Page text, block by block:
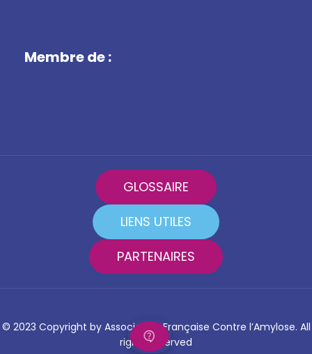
Membre de :
GLOSSAIRE
LIENS UTILES
PARTENAIRES
© 2023 Copyright by Association Française Contre l’Amylose. All
rights reserved